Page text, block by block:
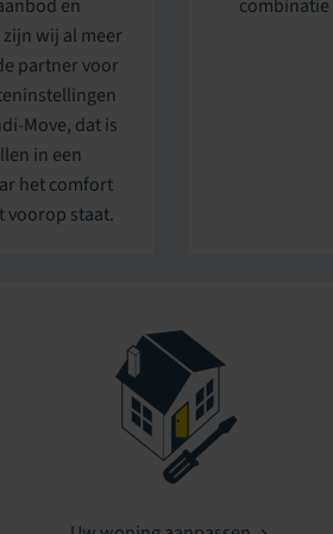
en
wij al meer
partner voor
Move, dat is
in een
het comfort
voorop staat.